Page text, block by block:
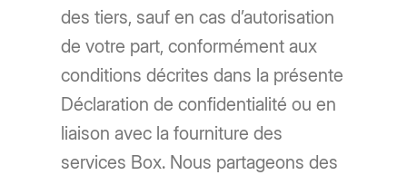
des tiers, sauf en cas d’autorisation
de votre part, conformément aux
conditions décrites dans la présente
Déclaration de confidentialité ou en
liaison avec la fourniture des
services Box. Nous partageons des